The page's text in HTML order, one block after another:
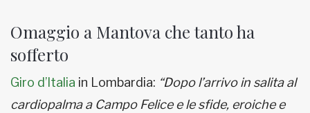
Omaggio a Mantova che tanto ha
sofferto
Giro d’Italia in Lombardia: “Dopo l’arrivo in salita al
cardiopalma a Campo Felice e le sfide, eroiche e